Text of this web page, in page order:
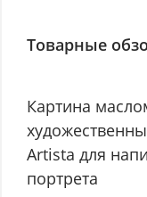
Товарные
Картина
Artista для
портрета